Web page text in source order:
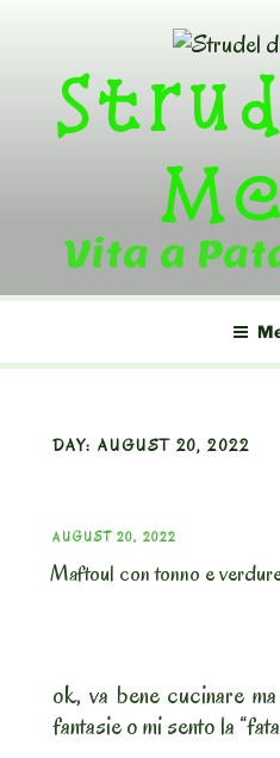
content
Vita a
DAY: AUGUST 20, 2022
POSTED
ON
AUGUST 20, 2022
Maftoul con tonno e
ok, va bene cucinare
fantasie o mi sento la